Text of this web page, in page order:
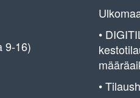
9-16)
•
•